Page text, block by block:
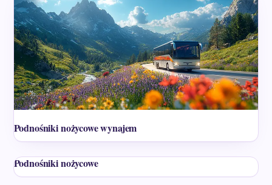
Podnośniki nożycowe wynajem
Podnośniki nożycowe